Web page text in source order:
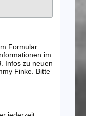
Formular
im
Infos zu neuen
Finke. Bitte